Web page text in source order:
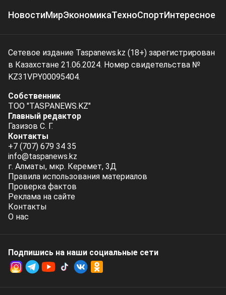
НовостиМирЭкономикаТехноСпортИнтересное
Сетевое издание Taspanews.kz (18+) зарегистрирован
в Казахстане 21.06.2024. Номер свидетельства №
KZ31VPY00095404.
Собственник
ТОО "TASPANEWS.KZ"
Главный редактор
Газизов С. Г.
Контакты
+7 (707) 679 34 35
info@taspanews.kz
г. Алматы, мкр. Керемет, 3Д
Правила использования материалов
Проверка фактов
Реклама на сайте
Контакты
О нас
Подпишись на наши социальные cети